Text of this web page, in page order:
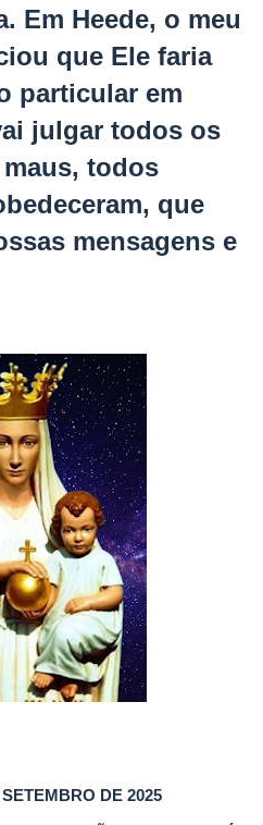
Em Heede, o meu
que Ele faria
particular em
julgar todos os
todos
que
mensagens e
DE 2025